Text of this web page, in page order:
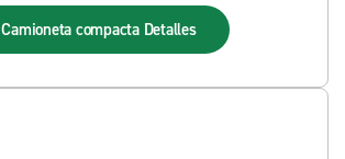
Camioneta compacta Detalles